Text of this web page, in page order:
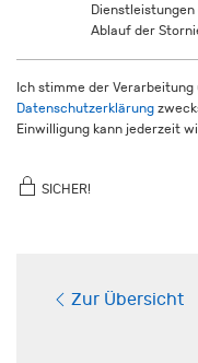
Ablauf der
Ich stimme der
Datenschutzerklärung
Einwilligung kann jederzeit
SICHER!
Zur Übersicht